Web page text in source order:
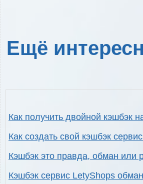
Ещё
Как получить двойной кэшбэк
Как создать свой кэшбэк
Кэшбэк это правда, обман или
Кэшбэк сервис LetyShops